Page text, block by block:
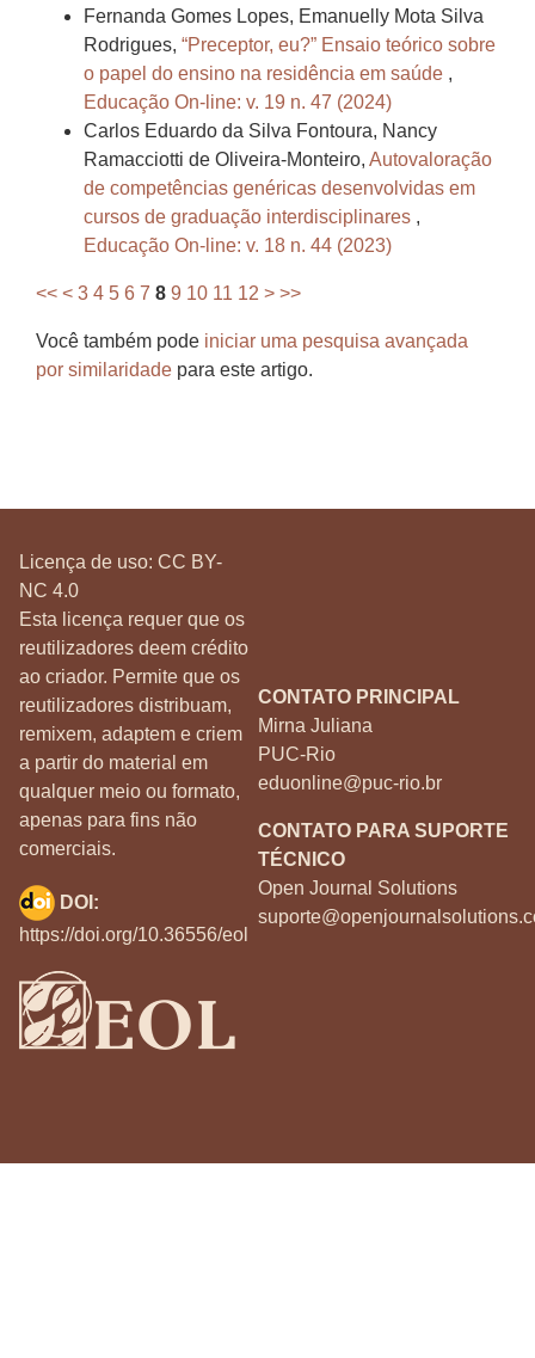
Fernanda Gomes Lopes, Emanuelly Mota Silva
Rodrigues, “Preceptor, eu?” Ensaio teórico sobre
o papel do ensino na residência em saúde ,
Educação On-line: v. 19 n. 47 (2024)
Carlos Eduardo da Silva Fontoura, Nancy
Ramacciotti de Oliveira-Monteiro, Autovaloração
de competências genéricas desenvolvidas em
cursos de graduação interdisciplinares ,
Educação On-line: v. 18 n. 44 (2023)
<< < 3 4 5 6 7 8 9 10 11 12 > >>
Você também pode iniciar uma pesquisa avançada
por similaridade para este artigo.
Licença de uso: CC BY-
NC 4.0
Esta licença requer que os
reutilizadores deem crédito
ao criador. Permite que os
reutilizadores distribuam,
remixem, adaptem e criem
a partir do material em
qualquer meio ou formato,
apenas para fins não
comerciais.
CONTATO PRINCIPAL
Mirna Juliana
PUC-Rio
eduonline@puc-rio.br
CONTATO PARA SUPORTE
TÉCNICO
Open Journal Solutions
DOI:
https://doi.org/10.36556/eol